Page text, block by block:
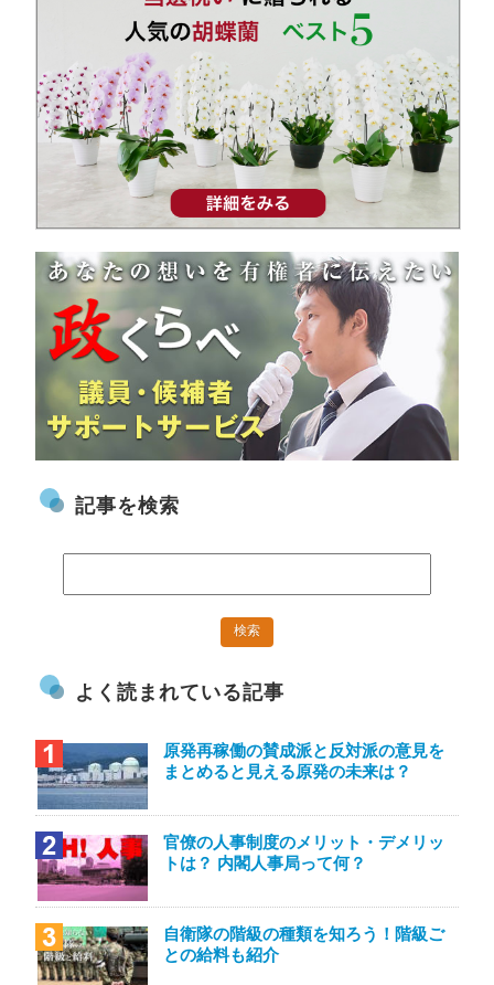
記事を検索
よく読まれている記事
原発再稼働の賛成派と反対派の意見を
まとめると見える原発の未来は？
官僚の人事制度のメリット・デメリッ
トは？ 内閣人事局って何？
自衛隊の階級の種類を知ろう！階級ご
との給料も紹介